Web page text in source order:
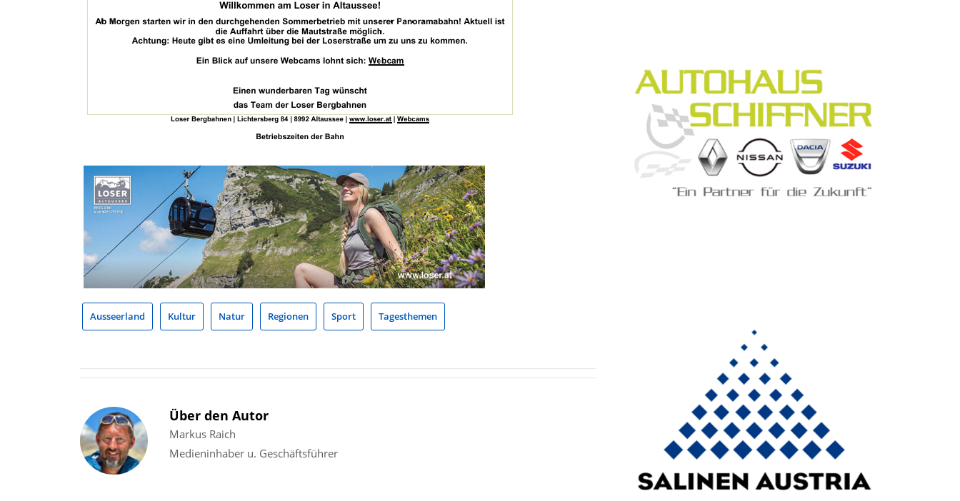
Ausseerland Kultur Natur Regionen Sport Tagesthemen
Über den Autor
Markus Raich
Medieninhaber u. Geschäftsführer